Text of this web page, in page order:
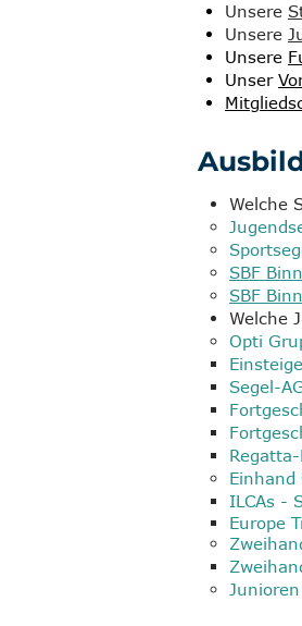
Unsere
Unsere
Unsere
Unser
Welche
SBF
SBF
Welche
Opti
Einhand
ILCAs -
Europe